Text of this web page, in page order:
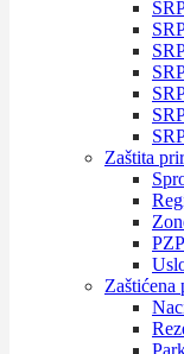
Zaštita
Zaštićena